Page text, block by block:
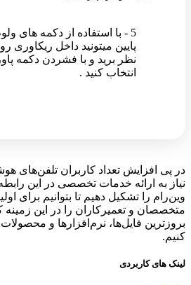
5 - با استفاده از دکمه های
پایین میتونید داخل ریکاوری
نظر برید و با فشردن دکمه
انتخاب کنید .
در پی افزایش تعداد کاربران تلفن‌های
نیاز به ارائه خدمات تخصصی در این
وین‌رام را تشکیل دهیم تا بتوانیم برای
متخصصان و تعمیرکاران را در این زمینه
بروزترین فایل‌ها، نرم‌افزارها و
کنیم.
لینک های کاربردی